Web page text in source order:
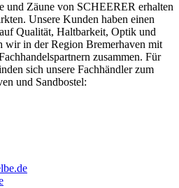
und Zäune von SCHEERER erhalten
Unsere Kunden haben einen
Qualität, Haltbarkeit, Optik und
wir in der Region Bremerhaven mit
zusammen. Für
sich unsere Fachhändler zum
und Sandbostel: